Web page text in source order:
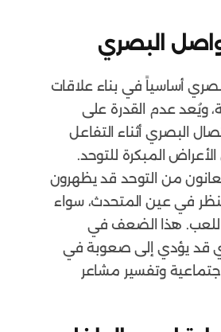
البصري
أساسياً في بناء علاقات
ويُعد عدم القدرة على
البصري أثناء التفاعل
المبكرة للتوحد.
يعانون من التوحد قد يظهرون
في عين المتحدث، سواء
اللعب. هذا الضعف في
قد يؤدي إلى صعوبة في
وتفسير مشاعر